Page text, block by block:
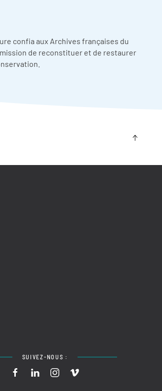
confia aux Archives françaises du
de reconstituer et de restaurer
SUIVEZ-NOUS :